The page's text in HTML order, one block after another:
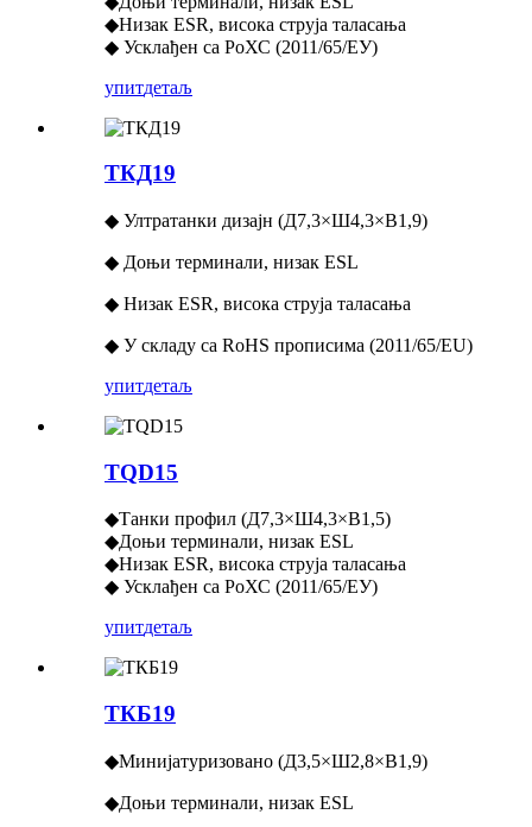
◆Низак ESR, висока струја таласања
◆ Усклађен са РоХС (2011/65/ЕУ)
упитдетаљ
ТКД19
◆ Ултратанки дизајн (Д7,3×Ш4,3×В1,9)
◆ Доњи терминали, низак ESL
◆ Низак ESR, висока струја таласања
◆ У складу са RoHS прописима (2011/65/EU)
упитдетаљ
TQD15
◆Танки профил (Д7,3×Ш4,3×В1,5)
◆Доњи терминали, низак ESL
◆Низак ESR, висока струја таласања
◆ Усклађен са РоХС (2011/65/ЕУ)
упитдетаљ
ТКБ19
◆Минијатуризовано (Д3,5×Ш2,8×В1,9)
◆Доњи терминали, низак ESL